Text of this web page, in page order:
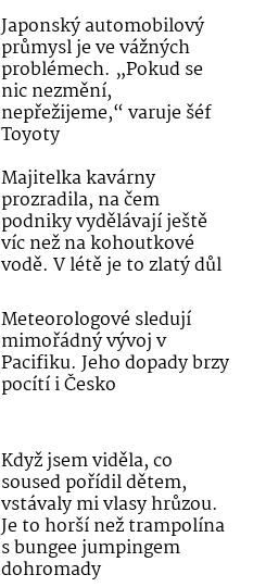
Japonský automobilový
průmysl je ve vážných
problémech. „Pokud se
nic nezmění,
nepřežijeme,“ varuje šéf
Toyoty
Majitelka kavárny
prozradila, na čem
podniky vydělávají ještě
víc než na kohoutkové
vodě. V létě je to zlatý důl
Meteorologové sledují
mimořádný vývoj v
Pacifiku. Jeho dopady brzy
pocítí i Česko
Když jsem viděla, co
soused pořídil dětem,
vstávaly mi vlasy hrůzou.
Je to horší než trampolína
s bungee jumpingem
dohromady